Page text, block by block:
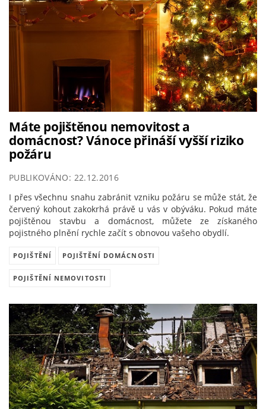
Máte pojištěnou nemovitost a
domácnost? Vánoce přináší vyšší riziko
požáru
PUBLIKOVÁNO: 22.12.2016
I přes všechnu snahu zabránit vzniku požáru se může stát, že
červený kohout zakokrhá právě u vás v obýváku. Pokud máte
pojištěnou stavbu a domácnost, můžete ze získaného
pojistného plnění rychle začít s obnovou vašeho obydlí.
POJIŠTĚNÍ POJIŠTĚNÍ DOMÁCNOSTI
POJIŠTĚNÍ NEMOVITOSTI